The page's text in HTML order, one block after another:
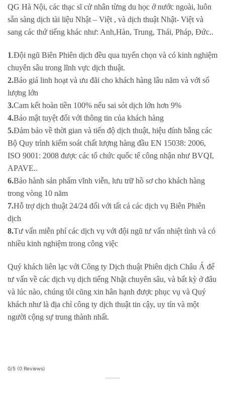
QG Hà Nội, các thạc sĩ cử nhân từng du học ở nước ngoài, luôn
sẵn sàng dịch tài liệu Nhật – Việt , và dịch thuật Nhật- Việt và
sang các thứ tiếng khác như: Anh,Hàn, Trung, Thái, Pháp, Đức..
1.Đội ngũ Biên Phiên dịch đều qua tuyển chọn và có kinh nghiệm
chuyên sâu trong lĩnh vực dịch thuật.
2.Báo giá linh hoạt và ưu đãi cho khách hàng lâu năm và với số
lượng lớn
3.Cam kết hoàn tiền 100% nếu sai sót dịch lớn hơn 9%
4.Bảo mật tuyệt đối với thông tin của khách hàng
5.Đảm bảo về thời gian và tiến độ dịch thuật, hiệu đính bằng các
Bộ Quy trình kiểm soát chất lượng hàng đầu EN 15038: 2006,
ISO 9001: 2008 được các tổ chức quốc tế công nhận như BVQI,
APAVE..
6.Bảo hành sản phẩm vĩnh viễn, lưu trữ hồ sơ cho khách hàng
trong vòng 10 năm
7.Hỗ trợ dịch thuật 24/24 đối với tất cả các dịch vụ Biên Phiên
dịch
8.Tư vấn miễn phí các dịch vụ với đội ngũ tư vấn nhiệt tình và có
nhiều kinh nghiệm trong công việc
Quý khách liên lạc với Công ty Dịch thuật Phiên dịch Châu Á để
tư vấn về các dịch vụ dịch tiếng Nhật chuyên sâu, và bất kỳ ở đâu
và lúc nào, chúng tôi cũng xin hân hạnh được phục vụ và Quý
khách như là địa chỉ công ty dịch thuật tin cậy, uy tín và một
người cộng sự trung thành nhất.
0/5 (0 Reviews)